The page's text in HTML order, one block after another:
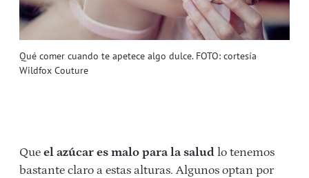
Qué comer cuando te apetece algo dulce. FOTO: cortesía
Wildfox Couture
Que el azúcar es malo para la salud lo tenemos
bastante claro a estas alturas. Algunos optan por